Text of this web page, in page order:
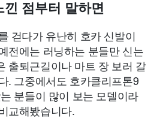
점부터 말하면
걷다가 유난히 호카 신발이
전에는 러닝하는 분들만 신는
출퇴근길이나 마트 장 보러 갈
. 그중에서도 호카클리프톤9
분들이 많이 보는 모델이라
교해봤습니다.